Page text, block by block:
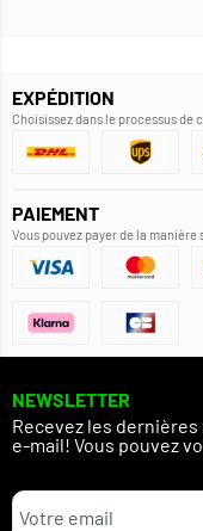
EXPÉDITION
Choisissez dans le processus de
PAIEMENT
Vous pouvez payer de la manière
NEWSLETTER
Recevez les
e-mail! Vous pouvez